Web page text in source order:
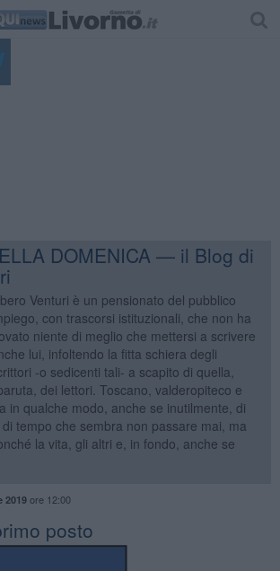
DOMENICA — il Blog di
Venturi è un pensionato del pubblico
con trascorsi istituzionali, che non ha
niente di meglio che mettersi a scrivere
lui, infoltendo la fitta schiera degli
-o sedicenti tali- a scapito di quella,
dei lettori. Toscano, valderopiteco e
in qualche modo, anche se inutilmente, di
tempo che sembra non passare mai, ma
la vita, gli altri e, in fondo, anche se
2019ore 12:00
posto